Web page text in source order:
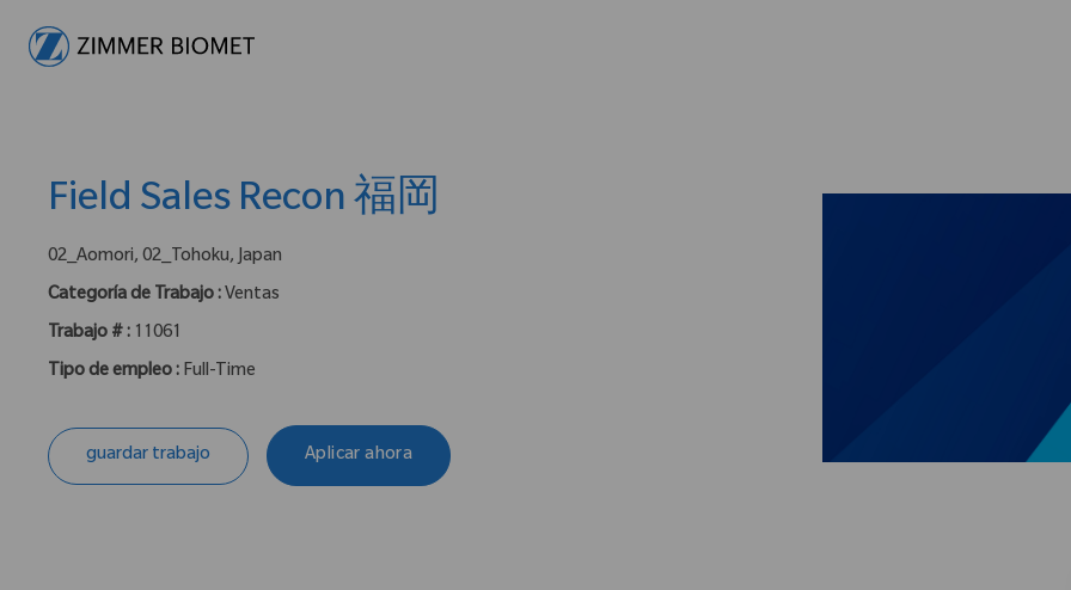
Field Sales Recon 福岡
ubicación :
02_Aomori, 02_Tohoku, Japan
Categoría de Trabajo : Ventas
Trabajo # : 11061
Tipo de empleo : Full-Time
guardar trabajo Aplicar ahora